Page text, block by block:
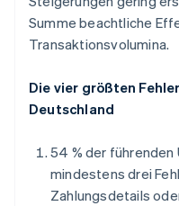
Summe beachtliche
Transaktionsvolumina.
Die vier größten
Deutschland
54 % der
mindestens drei
Zahlungsdetails